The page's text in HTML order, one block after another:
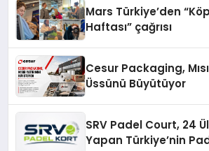
Mars Türkiye’den
Haftası” çağrısı
Cesur Packaging,
Üssünü Büyütüyor
SRV Padel Court, 24
Yapan Türkiye’nin